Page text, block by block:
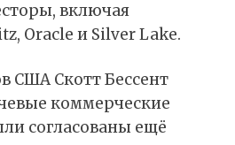
включая
Oracle и Silver Lake.
США Скотт Бессент
коммерческие
согласованы ещё